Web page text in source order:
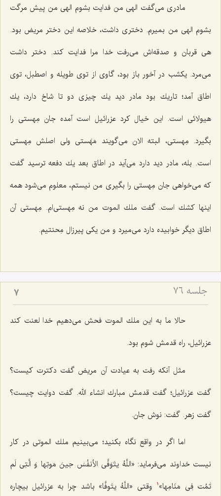
مادرى مى‌گفت الهى من فدایت بشوم الهى من پیش مرگت
بشوم الهى من بمیرم. دخترى داشت، خلاصه این دختر مریض بود.
هى قربان و صدقه‌اش مى‌رفت خدا مرا فدایت كند. دختر داشت
مى‌مرد. یكشب در آخور باز بود، گاوى از توى طویله و اصطبل، توى
اطاق آمد؛ تاریك بود مادر دید یك چیزى دو تا شاخ دارد، یك
هیولائى است. این خیال كرد عزرائیل است آمده جان مِهستى را
بگیرد. مِهستى، البته الان مى‌گویند مَهَستى ولى اصلش مِهستى
است. بله، مادر دید دارد مى‌آید در اطاق بعد یك دفعه ترسید گفت
كه مى‌خواهى جان مِهستى را بگیرى من نیستم، معلوم مى‌شود همه
اینها كشك است. گفت ملك الموت من نه مِهستى‌ام. مِهستى آن
اطاق دیگر خوابیده دارد مى‌میرد و من یكى پیرزال مِحنتیم.
جلسه ۷۶ 7
حالا ما به این ملك الموت فحش مى‌دهیم خدا لعنت كند
عزرائیل، راه قدمش شوم بود.
مثل آنكه رفت به عیادت آن مریض گفت دكترت كیست؟
گفت عزرائیل؛ گفت قدمش مبارك انشاء الله. گفت دوایت چیست؟
گفت زهر. گفت: نوش جان.
اما اگر در واقع نگاه بكنید؛ مى‌بینیم ملك الموتى در كار
نیست خداوند مى‌فرماید: «اللَّهُ یتَوَفَّى الأنفُسَ حِینَ مَوتِها وَ الَّتِى لَم
تَمُت فِى مَنَامِها» 1 وقتى «اللَّهُ یتَوفَّا» باشد چرا به عزرائیل بیچاره